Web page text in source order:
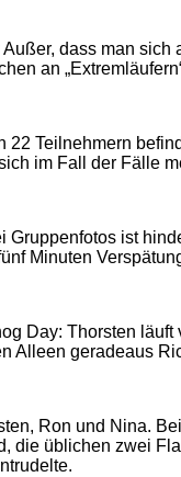
dass man
an
22 Teilnehmern
im Fall der Fälle
ist
Minuten
Day: Thorsten
Alleen geradeaus
Ron und Nina.
die üblichen zwei